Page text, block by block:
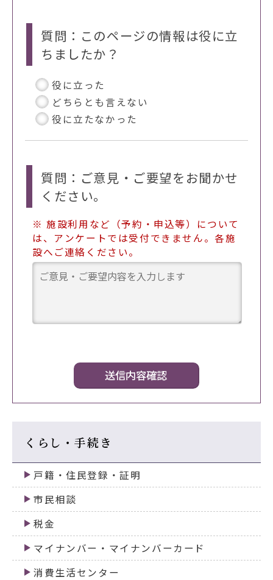
質問：このページの情報は役に立
ちましたか？
役に立った
どちらとも言えない
役に立たなかった
質問：ご意見・ご要望をお聞かせ
ください。
※ 施設利用など（予約・申込等）について
は、アンケートでは受付できません。各施
設へご連絡ください。
くらし・手続き
戸籍・住民登録・証明
市民相談
税金
マイナンバー・マイナンバーカード
消費生活センター